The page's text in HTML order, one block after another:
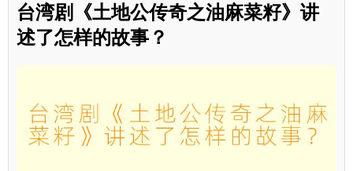
台湾剧《土地公传奇之油麻菜籽》讲
述了怎样的故事？